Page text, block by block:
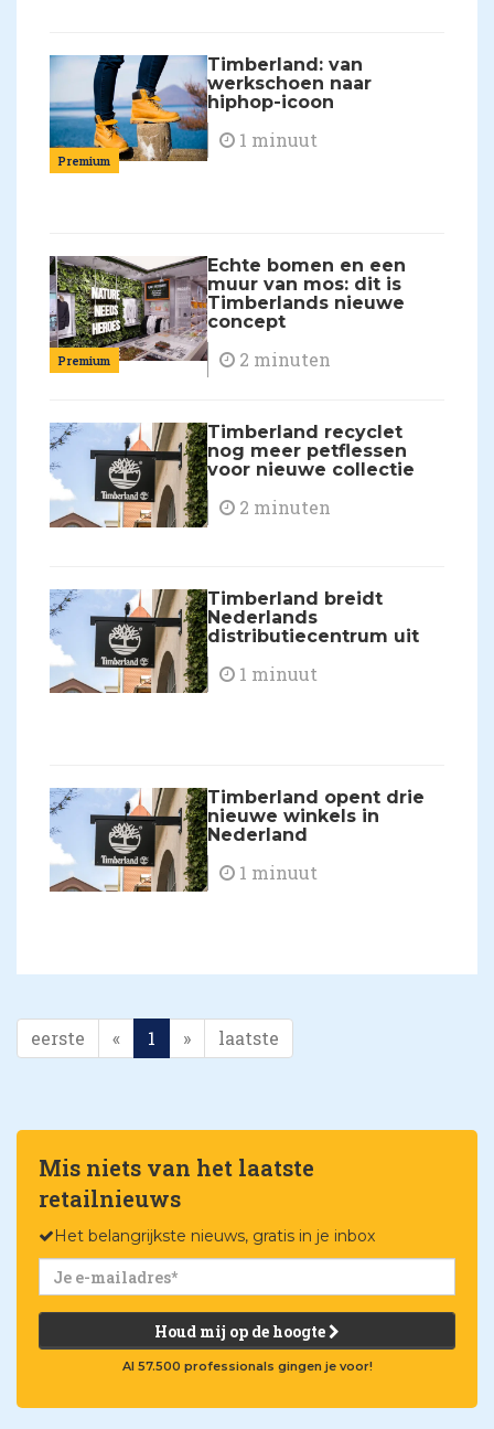
Premium
Timberland: van
werkschoen naar
hiphop-icoon
1 minuut
Premium
Echte bomen en een
muur van mos: dit is
Timberlands nieuwe
concept
2 minuten
Timberland recyclet
nog meer petflessen
voor nieuwe collectie
2 minuten
Timberland breidt
Nederlands
distributiecentrum uit
1 minuut
Timberland opent drie
nieuwe winkels in
Nederland
1 minuut
eerste « 1 » laatste
Mis niets van het laatste
retailnieuws
Het belangrijkste nieuws, gratis in je inbox
Houd mij op de hoogte
Al 57.500 professionals gingen je voor!